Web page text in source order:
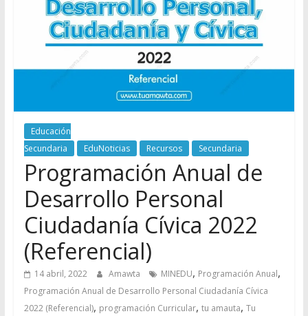
Educación
Secundaria
EduNoticias Recursos Secundaria
Programación Anual de
Desarrollo Personal
Ciudadanía Cívica 2022
(Referencial)
14 abril, 2022 Amawta MINEDU, Programación Anual,
Programación Anual de Desarrollo Personal Ciudadanía Cívica
2022 (Referencial), programación Curricular, tu amauta, Tu